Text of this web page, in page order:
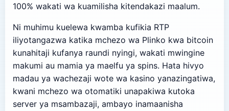
100% wakati wa kuamilisha kitendakazi maalum.
Ni muhimu kuelewa kwamba kufikia RTP
iliyotangazwa katika mchezo wa Plinko kwa bitcoin
kunahitaji kufanya raundi nyingi, wakati mwingine
makumi au mamia ya maelfu ya spins. Hata hivyo
madau ya wachezaji wote wa kasino yanazingatiwa,
kwani mchezo wa otomatiki unapakiwa kutoka
server ya msambazaji, ambayo inamaanisha